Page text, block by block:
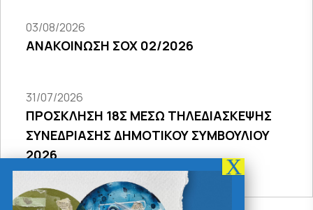
03/08/2026
ΑΝΑΚΟΙΝΩΣΗ ΣΟΧ 02/2026
31/07/2026
ΠΡΟΣΚΛΗΣΗ 18Σ ΜΕΣΩ ΤΗΛΕΔΙΑΣΚΕΨΗΣ
ΣΥΝΕΔΡΙΑΣΗΣ ΔΗΜΟΤΙΚΟΥ ΣΥΜΒΟΥΛΙΟΥ
2026